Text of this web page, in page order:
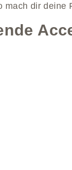
mach dir deine